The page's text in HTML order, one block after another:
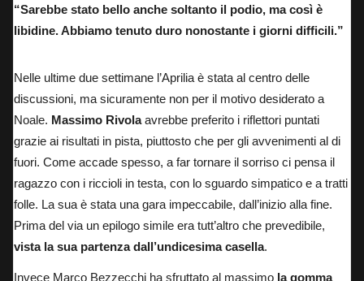
“Sarebbe stato bello anche soltanto il podio, ma così è
libidine. Abbiamo tenuto duro nonostante i giorni difficili.”
Nelle ultime due settimane l’Aprilia è stata al centro delle
discussioni, ma sicuramente non per il motivo desiderato a
Noale. Massimo Rivolaavrebbe preferito i riflettori puntati
grazie ai risultati in pista, piuttosto che per gli avvenimenti al di
fuori. Come accade spesso, a far tornare il sorriso ci pensa il
ragazzo con i riccioli in testa, con lo sguardo simpatico e a tratti
folle. La sua è stata una gara impeccabile, dall’inizio alla fine.
Prima del via un epilogo simile era tutt’altro che prevedibile,
vista la sua partenza dall’undicesima casella.
Invece Marco Bezzecchi ha sfruttato al massimo la gomma